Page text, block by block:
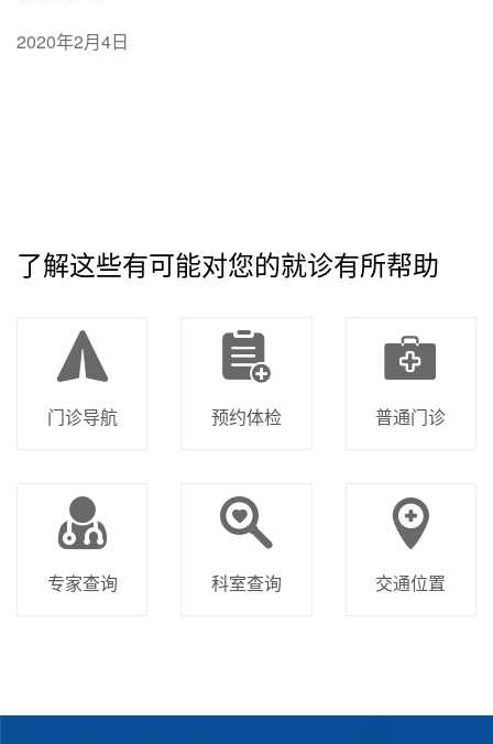
2020年2月4日
了解这些有可能对您的就诊有所帮助
门诊导航 预约体检 普通门诊
专家查询 科室查询 交通位置